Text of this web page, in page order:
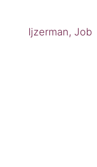
Ijzerman, Job